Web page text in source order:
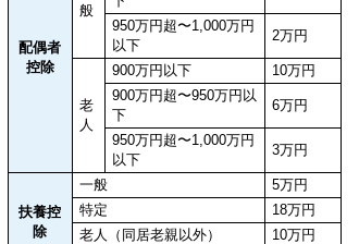
配偶者
控除
般
950万円超〜1,000万円
以下
2万円
老
人
900万円以下
10万円
900万円超〜950万円以
下
6万円
950万円超〜1,000万円
以下
3万円
扶養控
除
一般
5万円
特定
18万円
老人（同居老親以外）
10万円